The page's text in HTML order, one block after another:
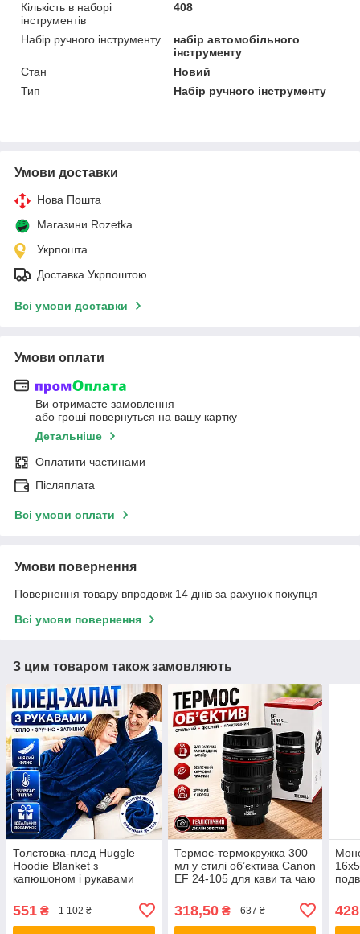
Кількість в наборі
інструментів
408
Набір ручного інструменту
набір автомобільного
інструменту
Стан
Новий
Тип
Набір ручного інструменту
Умови доставки
Нова Пошта
Магазини Rozetka
Укрпошта
Доставка Укрпоштою
Всі умови доставки
Умови оплати
Ви отримаєте замовлення
або гроші повернуться на вашу картку
Детальніше
Оплатити частинами
Післяплата
Всі умови оплати
Умови повернення
Повернення товару впродовж 14 днів за рахунок покупця
Всі умови повернення
З цим товаром також замовляють
Толстовка-плед Huggle
Hoodie Blanket з
капюшоном і рукавами
оверсайз домашній халат-
плед для дому
551 ₴ 1 102 ₴
Термос-термокружка 300
мл у стилі об’єктива Canon
EF 24-105 для кави та чаю
сталі компактна
термочашка Opt
318,50₴ 637 ₴